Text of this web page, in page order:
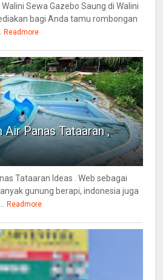
Sewa Gazebo Saung di Walini
bagi Anda tamu rombongan
Readmore
Panas Tataaran ,
Tataaran Ideas . Web sebagai
gunung berapi, indonesia juga
Readmore